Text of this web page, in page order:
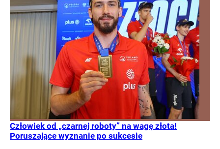
Człowiek od „czarnej roboty” na wagę złota!
Poruszające wyznanie po sukcesie